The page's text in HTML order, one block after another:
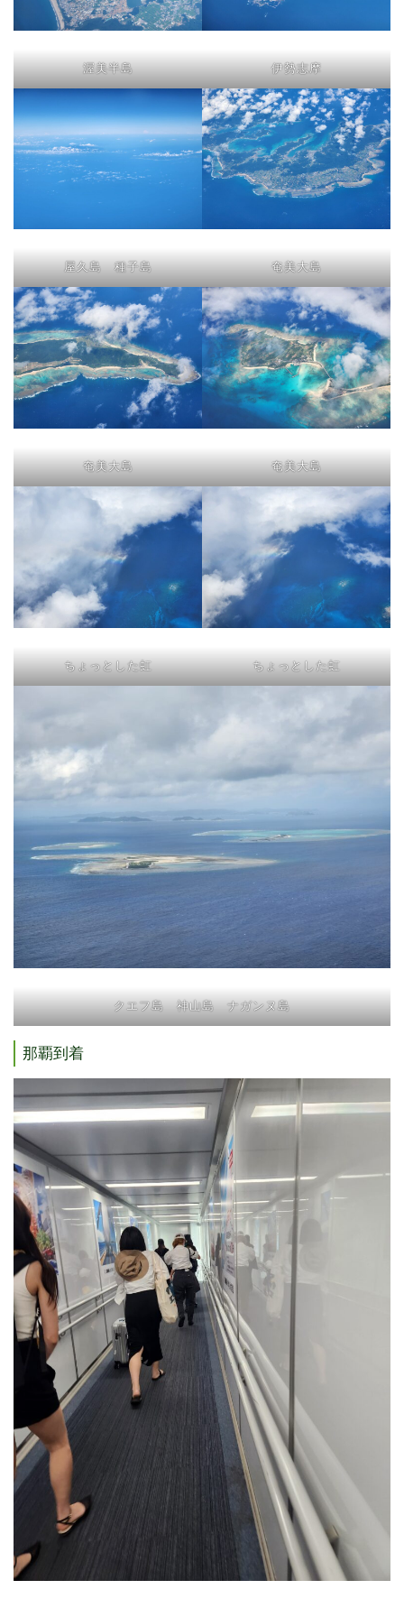
渥美半島 伊勢志摩
屋久島 種子島 奄美大島
奄美大島 奄美大島
ちょっとした虹 ちょっとした虹
クエフ島 神山島 ナガンヌ島
那覇到着